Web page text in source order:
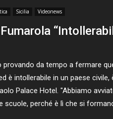
Sicilia Videonews
provando da tempo a fermare
è intollerabile in un paese
Palace Hotel. "Abbiamo
scuole, perché è lì che si